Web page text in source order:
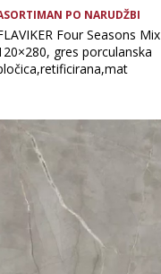
PO NARUDŽBI
Four Seasons Mix
gres porculanska